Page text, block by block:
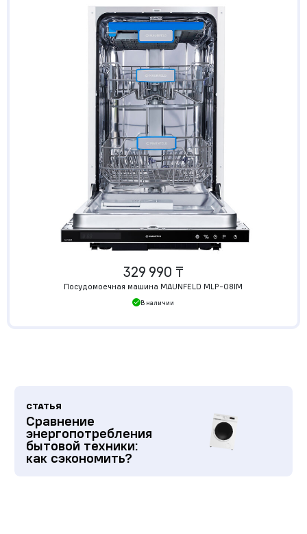
329 990 ₸
Посудомоечная машина MAUNFELD MLP-08IM
В наличии
СТАТЬЯ
Сравнение
энергопотребления
бытовой техники:
как сэкономить?